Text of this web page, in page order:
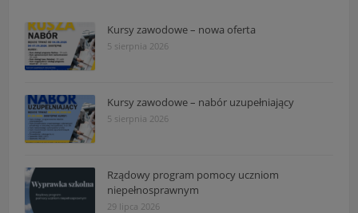
Kursy zawodowe – nowa oferta
5 sierpnia 2026
Kursy zawodowe – nabór uzupełniający
5 sierpnia 2026
Rządowy program pomocy uczniom
niepełnosprawnym
29 lipca 2026